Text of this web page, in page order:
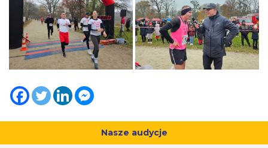
Nasze audycje